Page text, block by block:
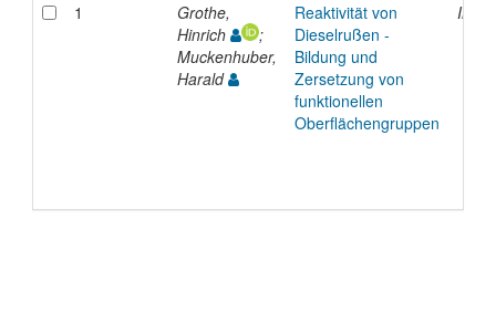
1
Grothe,
Hinrich
;
Muckenhuber,
Harald
Reaktivität von
Dieselrußen -
Bildung und
Zersetzung von
funktionellen
Oberflächengruppen